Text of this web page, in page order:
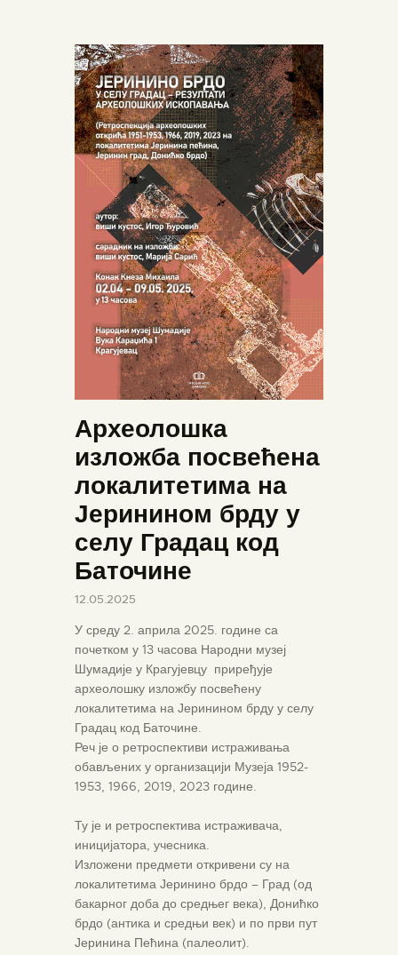
ПОЧЕТНА
О МУЗЕЈУ
СЕКТОРИ
ОБЈЕКТИ
ЗБИРКЕ
ВЕСТИ
ИЗЛОЖБЕ
ДОКУМЕНТА
ВИРТУЕЛНА ТУРА
КОНТАКТ
Археолошка
изложба посвећена
локалитетима на
Јеринином брду у
селу Градац код
Баточине
12.05.2025
У среду 2. априла 2025. године са
почетком у 13 часова Народни музеј
Шумадије у Крагујевцу приређује
археолошку изложбу посвећену
локалитетима на Јеринином брду у селу
Градац код Баточине.
Реч је о ретроспективи истраживања
обављених у организацији Музеја 1952-
1953, 1966, 2019, 2023 године.
Ту је и ретроспектива истраживача,
иницијатора, учесника.
Изложени предмети откривени су на
локалитетима Јеринино брдо – Град (од
бакарног доба до средњег века), Донићко
брдо (антика и средњи век) и по први пут
Јеринина Пећина (палеолит).